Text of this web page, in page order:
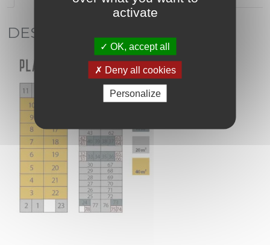
DESCRIPTION
activate
OK, accept all
Deny all cookies
Personalize